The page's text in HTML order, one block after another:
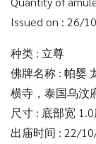
Issued on : 26/
种类 : 立尊
佛牌名称 : 帕婴
横寺，泰国乌汶
尺寸 : 底部宽
出庙时间 : 22/